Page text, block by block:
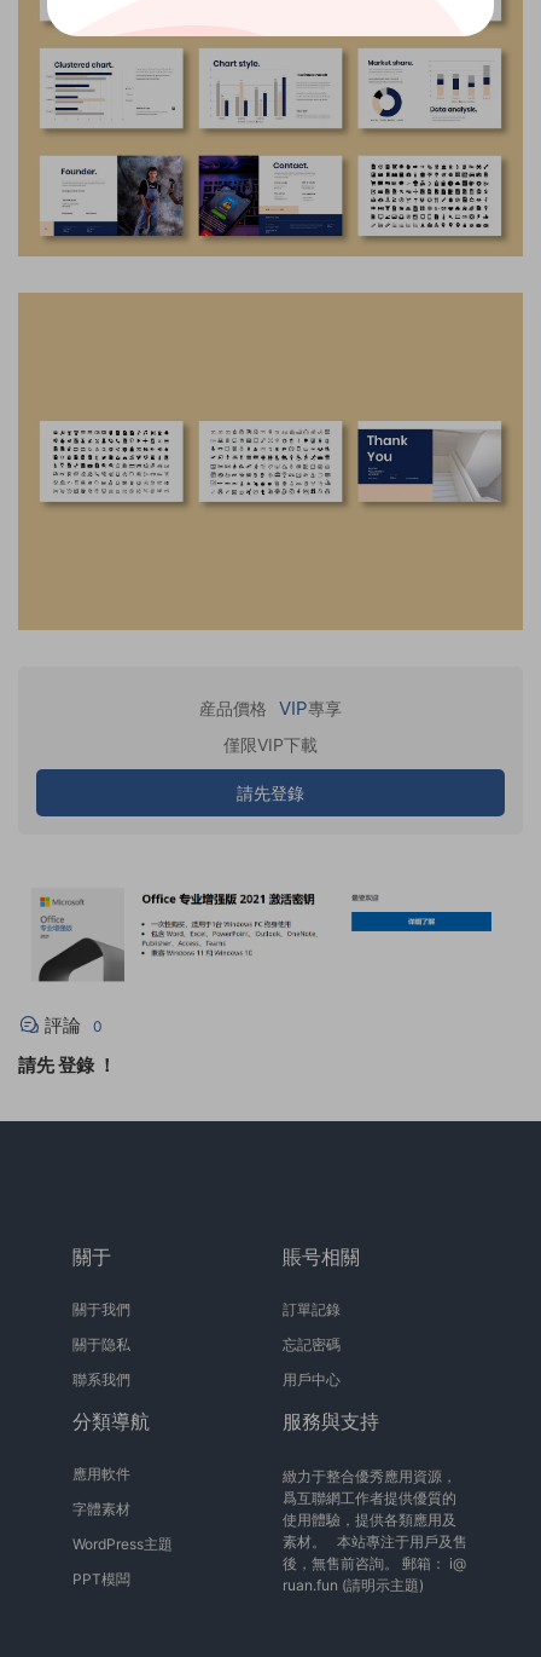
産品價格 VIP專享
僅限VIP下載
請先登錄
評論 0
請先登錄 ！
關于
關于我們
關于隐私
聯系我們
賬号相關
訂單記錄
忘記密碼
用戶中心
分類導航
應用軟件
字體素材
WordPress主題
PPT模闆
服務與支持
緻力于整合優秀應用資源，
爲互聯網工作者提供優質的
使用體驗，提供各類應用及
素材。 本站專注于用戶及售
後，無售前咨詢。 郵箱： i@
ruan.fun (請明示主題)